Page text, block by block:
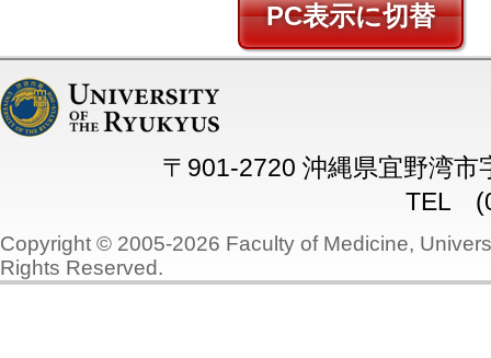
PC
〒901-2720 沖縄県宜野湾市
TEL
Copyright © 2005-2026 Faculty of Medicine,
Rights Reserved.